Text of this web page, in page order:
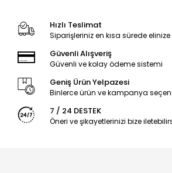
Hızlı Teslimat
Siparişleriniz en kısa sürede elinize
Güvenli Alışveriş
Güvenli ve kolay ödeme sistemi
Geniş Ürün Yelpazesi
Binlerce ürün ve kampanya
7 / 24 DESTEK
Öneri ve şikayetlerinizi bize